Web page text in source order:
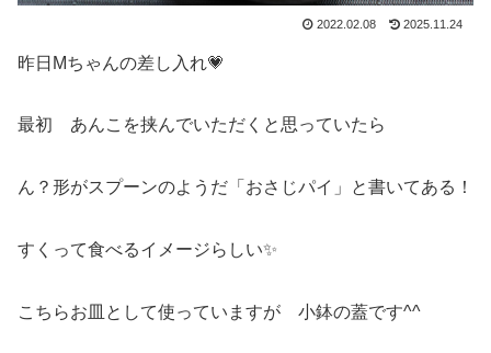
2022.02.08 2025.11.24
昨日Mちゃんの差し入れ💗
最初 あんこを挟んでいただくと思っていたら
ん？形がスプーンのようだ「おさじパイ」と書いてある！
すくって食べるイメージらしい✨
こちらお皿として使っていますが 小鉢の蓋です^^